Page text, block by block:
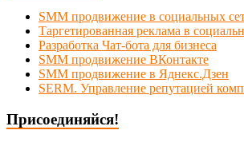
SMM продвижение в социальных
Таргетированная реклама в
Разработка Чат-бота для бизнеса
SMM продвижение ВКонтакте
SMM продвижение в Яднекс.Дзен
SERM. Управление репутацией
Присоединяйся!